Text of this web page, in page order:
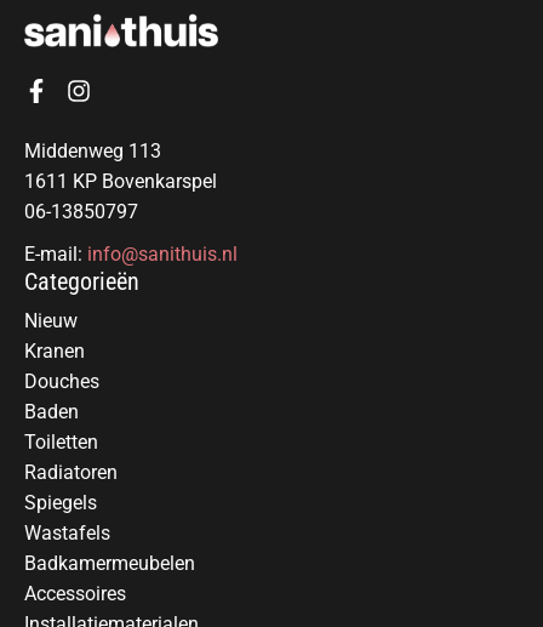
Middenweg 113
1611 KP Bovenkarspel
06-13850797
E-mail: info@sanithuis.nl
Categorieën
Nieuw
Kranen
Douches
Baden
Toiletten
Radiatoren
Spiegels
Wastafels
Badkamermeubelen
Accessoires